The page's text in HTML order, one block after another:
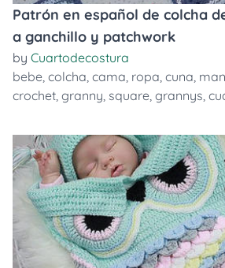
Patrón en español de colcha
a ganchillo y patchwork
by Cuartodecostura
bebe, colcha, cama, ropa, cuna,
crochet, granny, square, grannys,